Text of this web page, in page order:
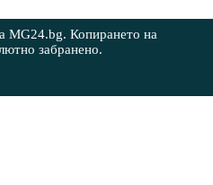
Копирането на
забранено.